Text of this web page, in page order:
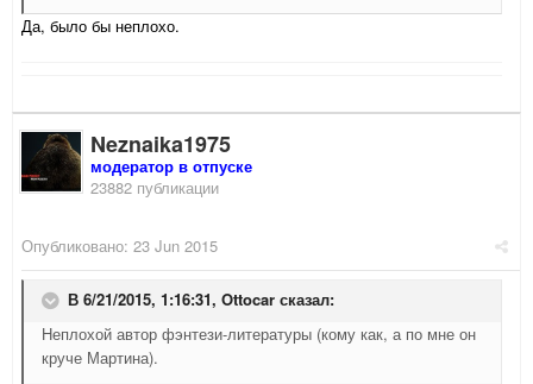
Да, было бы неплохо.
Neznaika1975
модератор в отпуске
23882 публикации
Опубликовано: 23 Jun 2015
В 6/21/2015, 1:16:31, Ottocar сказал:
Неплохой автор фэнтези-литературы (кому как, а по мне он
круче Мартина).